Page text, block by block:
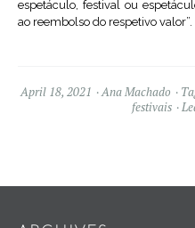
espetáculo, festival ou
ao reembolso do respetivo valor”.
April 18, 2021 Ana Machado
festivais